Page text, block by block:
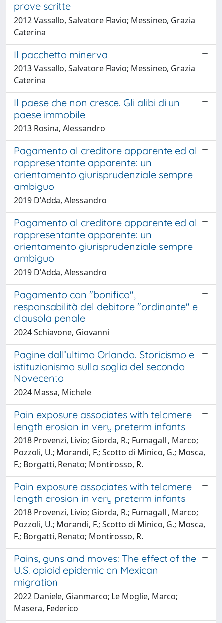
prove scritte
2012 Vassallo, Salvatore Flavio; Messineo, Grazia
Caterina
Il pacchetto minerva
2013 Vassallo, Salvatore Flavio; Messineo, Grazia
Caterina
Il paese che non cresce. Gli alibi di un
paese immobile
2013 Rosina, Alessandro
Pagamento al creditore apparente ed al
rappresentante apparente: un
orientamento giurisprudenziale sempre
ambiguo
2019 D'Adda, Alessandro
Pagamento al creditore apparente ed al
rappresentante apparente: un
orientamento giurisprudenziale sempre
ambiguo
2019 D'Adda, Alessandro
Pagamento con "bonifico",
responsabilità del debitore "ordinante" e
clausola penale
2024 Schiavone, Giovanni
Pagine dall’ultimo Orlando. Storicismo e
istituzionismo sulla soglia del secondo
Novecento
2024 Massa, Michele
Pain exposure associates with telomere
length erosion in very preterm infants
2018 Provenzi, Livio; Giorda, R.; Fumagalli, Marco;
Pozzoli, U.; Morandi, F.; Scotto di Minico, G.; Mosca,
F.; Borgatti, Renato; Montirosso, R.
Pain exposure associates with telomere
length erosion in very preterm infants
2018 Provenzi, Livio; Giorda, R.; Fumagalli, Marco;
Pozzoli, U.; Morandi, F.; Scotto di Minico, G.; Mosca,
F.; Borgatti, Renato; Montirosso, R.
Pains, guns and moves: The effect of the
U.S. opioid epidemic on Mexican
migration
2022 Daniele, Gianmarco; Le Moglie, Marco;
Masera, Federico